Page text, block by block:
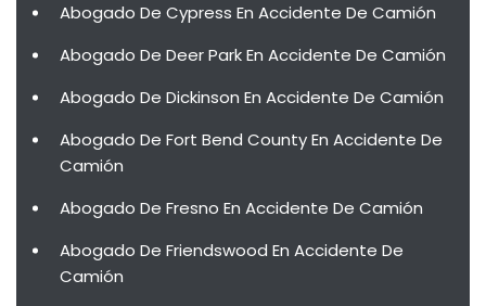
Abogado De Cypress En Accidente De Camión
Abogado De Deer Park En Accidente De Camión
Abogado De Dickinson En Accidente De Camión
Abogado De Fort Bend County En Accidente De
Camión
Abogado De Fresno En Accidente De Camión
Abogado De Friendswood En Accidente De
Camión